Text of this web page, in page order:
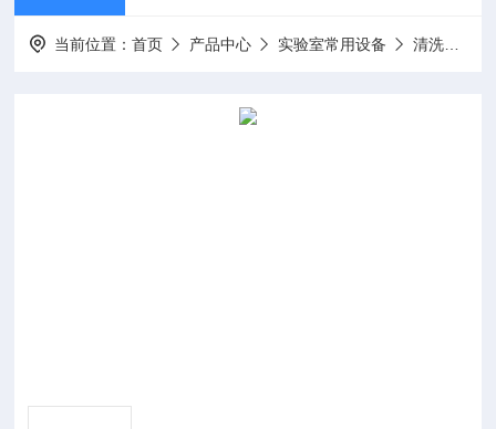
当前位置：首页 产品中心 实验室常用设备 清洗机